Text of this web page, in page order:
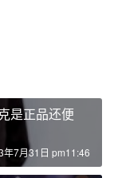
是正品还便
年7月31日 pm11:46